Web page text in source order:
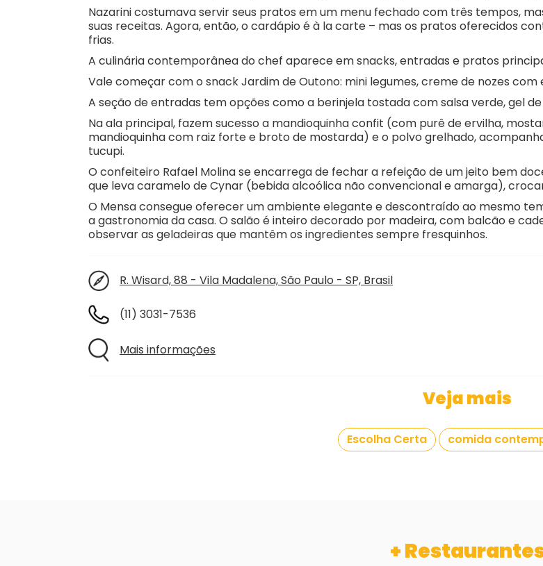
Nazarini costumava servir seus pratos em um menu fechado com três tempos,
suas receitas. Agora, então, o cardápio é à la carte – mas os pratos oferecidos
frias.
A culinária contemporânea do chef aparece em snacks, entradas e pratos
Vale começar com o snack Jardim de Outono: mini legumes, creme de nozes
A seção de entradas tem opções como a berinjela tostada com salsa verde, gel
Na ala principal, fazem sucesso a mandioquinha confit (com purê de ervilha,
mandioquinha com raiz forte e broto de mostarda) e o polvo grelhado,
tucupi.
O confeiteiro Rafael Molina se encarrega de fechar a refeição de um jeito bem
que leva caramelo de Cynar (bebida alcoólica não convencional e amarga),
O Mensa consegue oferecer um ambiente elegante e descontraído ao mesmo
a gastronomia da casa. O salão é inteiro decorado por madeira, com balcão e
observar as geladeiras que mantêm os ingredientes sempre fresquinhos.
R. Wisard, 88 - Vila Madalena, São Paulo - SP, Brasil
(11) 3031-7536
Mais informações
Veja mais
Escolha Certa comida
+